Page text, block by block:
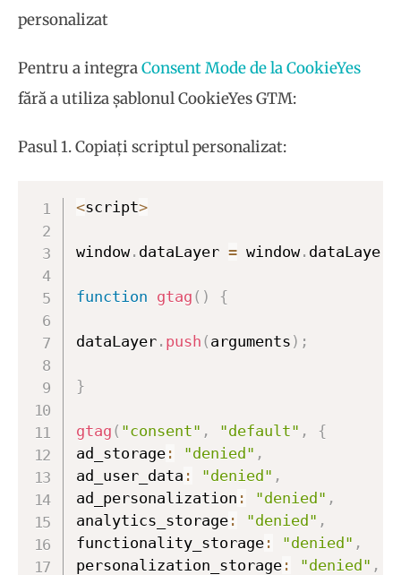
personalizat
Pentru a integraConsent Mode de la CookieYes
fără a utiliza șablonul CookieYes GTM:
Pasul 1. Copiați scriptul personalizat:
<script>
window. dataLayer = window. dataLayer
function gtag ( ) {
dataLayer. push ( arguments ) ;
}
gtag ( "consent" , "default" ,
{
ad_storage: "denied" ,
ad_user_data : "denied" ,
ad_personalization : "denied" ,
analytics_storage: "denied" ,
functionality_storage: "denied" ,
personalization_storage: "denied" ,